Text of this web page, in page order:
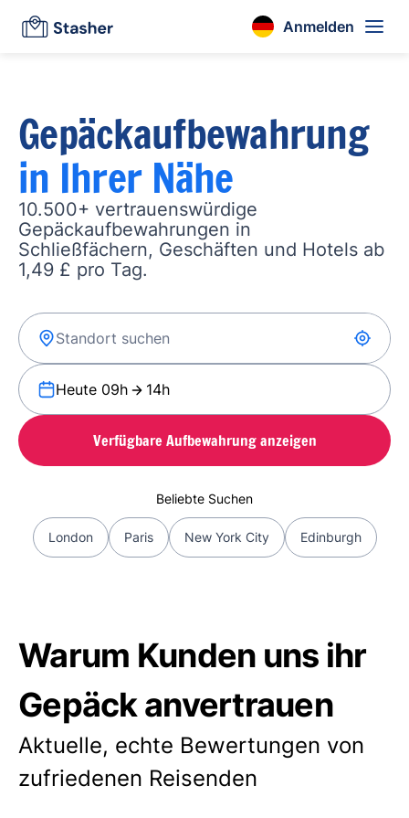
Anmelden
Gepäckaufbewahrung
in Ihrer Nähe
10.500+ vertrauenswürdige
Gepäckaufbewahrungen in
Schließfächern, Geschäften und Hotels ab
1,49 £ pro Tag.
Heute 09h 14h
Verfügbare Aufbewahrung anzeigen
Beliebte Suchen
London Paris New York City Edinburgh
Warum Kunden uns ihr
Gepäck anvertrauen
Aktuelle, echte Bewertungen von
zufriedenen Reisenden